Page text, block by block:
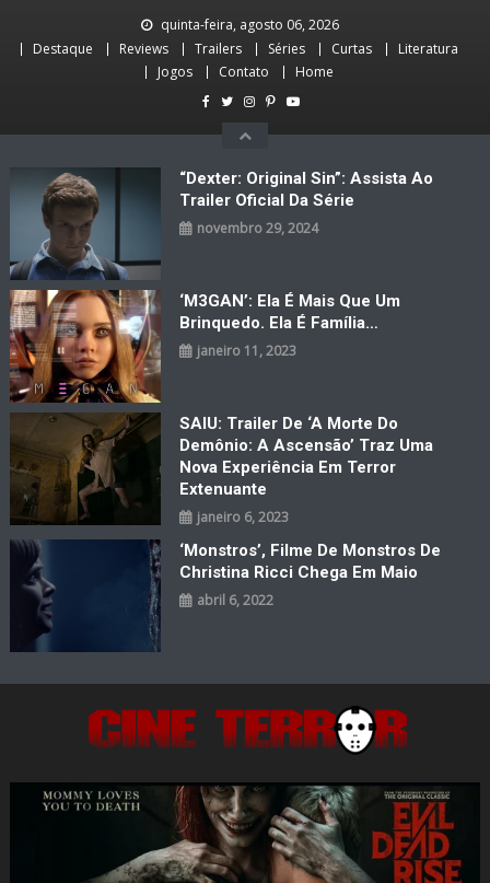
quinta-feira, agosto 06, 2026
Destaque
Reviews Trailers Séries Curtas
Literatura
Jogos
Contato Home
“Dexter: Original Sin”: Assista Ao
Trailer Oficial Da Série
novembro 29, 2024
‘M3GAN’: Ela É Mais Que Um
Brinquedo. Ela É Família…
janeiro 11, 2023
SAIU: Trailer De ‘A Morte Do
Demônio: A Ascensão’ Traz Uma
Nova Experiência Em Terror
Extenuante
janeiro 6, 2023
‘Monstros’, Filme De Monstros De
Christina Ricci Chega Em Maio
abril 6, 2022
Cine Terror